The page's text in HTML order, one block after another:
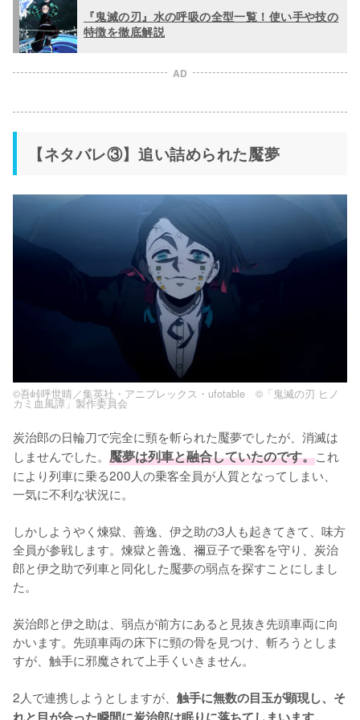
『鬼滅の刃』水の呼吸の全型一覧！使い手や技の
特徴を徹底解説
AD
【ネタバレ③】追い詰められた魘夢
©吾峠呼世晴／集英社・アニプレックス・ufotable ©「鬼滅の刃 ヒノ
カミ血風譚」製作委員会
炭治郎の日輪刀で完全に頸を斬られた魘夢でしたが、消滅は
しませんでした。 魘夢は列車と融合していたのです。これ
により列車に乗る200人の乗客全員が人質となってしまい、
一気に不利な状況に。
しかしようやく煉獄、善逸、伊之助の3人も起きてきて、味方
全員が参戦します。煉獄と善逸、禰豆子で乗客を守り、炭治
郎と伊之助で列車と同化した魘夢の弱点を探すことにしまし
た。
炭治郎と伊之助は、弱点が前方にあると見抜き先頭車両に向
かいます。先頭車両の床下に頸の骨を見つけ、斬ろうとしま
すが、触手に邪魔されて上手くいきません。
2人で連携しようとしますが、 触手に無数の目玉が顕現し、そ